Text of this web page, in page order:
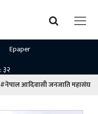
Epaper
#नेपाल आदिवासी जनजाति महासंघ